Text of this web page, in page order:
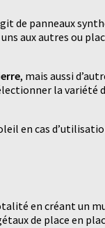
de panneaux
aux autres ou
, mais aussi
la variété
en cas
en créant un
de place en